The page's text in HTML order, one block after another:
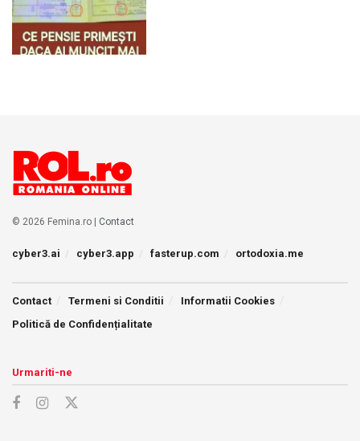
© 2026 Femina.ro | Contact
cyber3.ai cyber3.app fasterup.com ortodoxia.me
Contact Termeni si Conditii
Informatii Cookies
Politică de Confidențialitate
Urmariti-ne